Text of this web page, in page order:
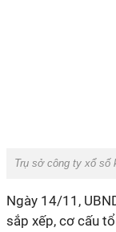
Trụ sở công ty xổ số
Ngày 14/11,
sắp xếp, cơ cấu